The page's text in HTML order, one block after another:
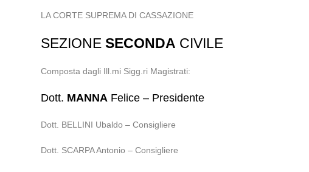
LA CORTE SUPREMA DI CASSAZIONE
SEZIONESECONDA CIVILE
Composta dagli Ill.mi Sigg.ri Magistrati:
Dott. MANNA Felice – Presidente
Dott. BELLINI Ubaldo – Consigliere
Dott. SCARPA Antonio – Consigliere